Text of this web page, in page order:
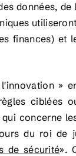
données,
finances)
»
ciblées
concerne
du roi
de sécurité».